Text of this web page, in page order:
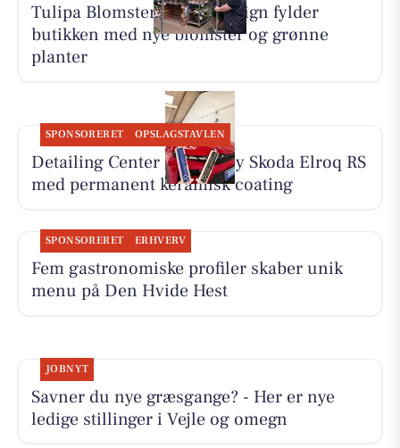
Tulipa Blomster & Havedesign fylder
butikken med nye blomster og grønne
planter
SPONSORERET OPSLAGSTAVLEN
Detailing Center klargør ny Skoda Elroq RS
med permanent keramisk coating
SPONSORERET ERHVERV
Fem gastronomiske profiler skaber unik
menu på Den Hvide Hest
JOBNYT
Savner du nye græsgange? - Her er nye
ledige stillinger i Vejle og omegn